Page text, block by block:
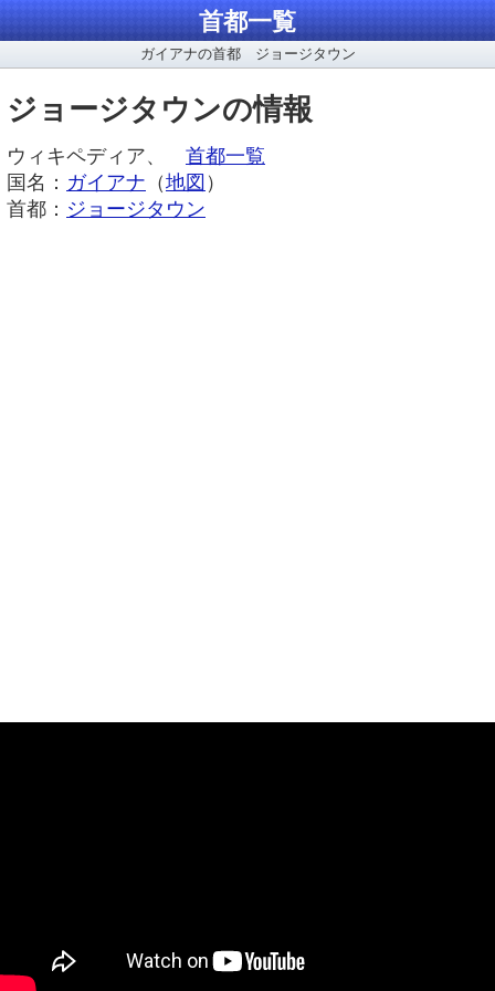
首都一覧
ガイアナの首都 ジョージタウン
ジョージタウンの情報
ウィキペディア、 首都一覧
国名： ガイアナ （地図 ）
首都： ジョージタウン